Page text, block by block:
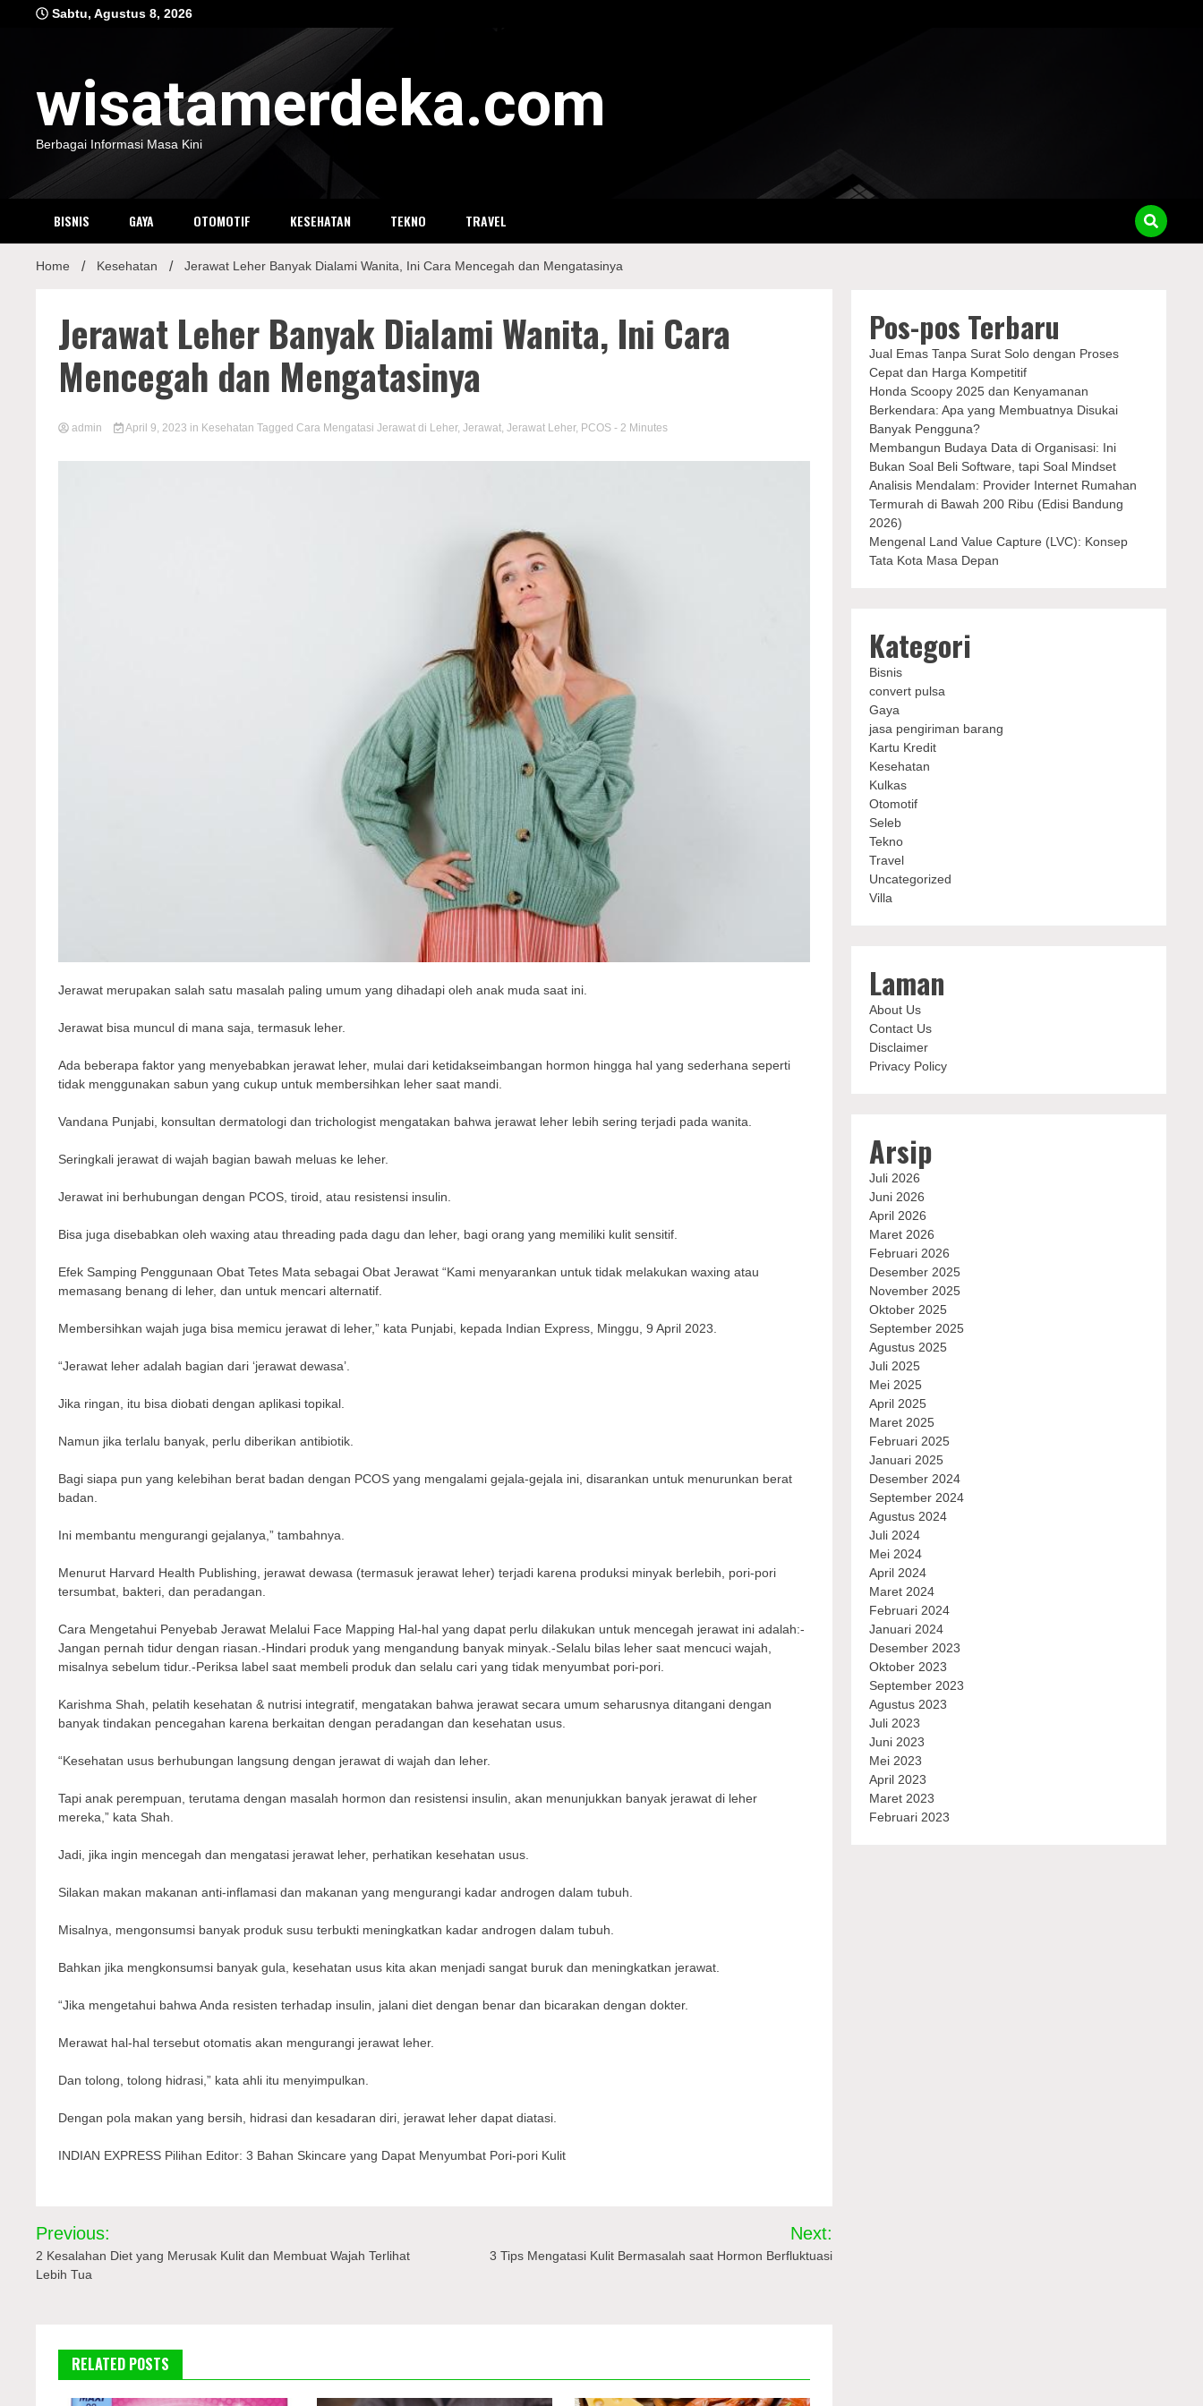
Sabtu, Agustus 8, 2026
wisatamerdeka.com
Berbagai Informasi Masa Kini
BISNIS GAYA OTOMOTIF KESEHATAN TEKNO TRAVEL
Home Kesehatan Jerawat Leher Banyak Dialami Wanita, Ini Cara Mencegah dan Mengatasinya
Jerawat Leher Banyak Dialami Wanita, Ini Cara
Mencegah dan Mengatasinya
admin April 9, 2023 in Kesehatan Tagged Cara Mengatasi Jerawat di Leher, Jerawat, Jerawat Leher, PCOS - 2 Minutes
Jerawat merupakan salah satu masalah paling umum yang dihadapi oleh anak muda saat ini.
Jerawat bisa muncul di mana saja, termasuk leher.
Ada beberapa faktor yang menyebabkan jerawat leher, mulai dari ketidakseimbangan hormon hingga hal yang sederhana seperti
tidak menggunakan sabun yang cukup untuk membersihkan leher saat mandi.
Vandana Punjabi, konsultan dermatologi dan trichologist mengatakan bahwa jerawat leher lebih sering terjadi pada wanita.
Seringkali jerawat di wajah bagian bawah meluas ke leher.
Jerawat ini berhubungan dengan PCOS, tiroid, atau resistensi insulin.
Bisa juga disebabkan oleh waxing atau threading pada dagu dan leher, bagi orang yang memiliki kulit sensitif.
Efek Samping Penggunaan Obat Tetes Mata sebagai Obat Jerawat “Kami menyarankan untuk tidak melakukan waxing atau
memasang benang di leher, dan untuk mencari alternatif.
Membersihkan wajah juga bisa memicu jerawat di leher,” kata Punjabi, kepada Indian Express, Minggu, 9 April 2023.
“Jerawat leher adalah bagian dari ‘jerawat dewasa’.
Jika ringan, itu bisa diobati dengan aplikasi topikal.
Namun jika terlalu banyak, perlu diberikan antibiotik.
Bagi siapa pun yang kelebihan berat badan dengan PCOS yang mengalami gejala-gejala ini, disarankan untuk menurunkan berat
badan.
Ini membantu mengurangi gejalanya,” tambahnya.
Menurut Harvard Health Publishing, jerawat dewasa (termasuk jerawat leher) terjadi karena produksi minyak berlebih, pori-pori
tersumbat, bakteri, dan peradangan.
Cara Mengetahui Penyebab Jerawat Melalui Face Mapping Hal-hal yang dapat perlu dilakukan untuk mencegah jerawat ini adalah:-
Jangan pernah tidur dengan riasan.-Hindari produk yang mengandung banyak minyak.-Selalu bilas leher saat mencuci wajah,
misalnya sebelum tidur.-Periksa label saat membeli produk dan selalu cari yang tidak menyumbat pori-pori.
Karishma Shah, pelatih kesehatan & nutrisi integratif, mengatakan bahwa jerawat secara umum seharusnya ditangani dengan
banyak tindakan pencegahan karena berkaitan dengan peradangan dan kesehatan usus.
“Kesehatan usus berhubungan langsung dengan jerawat di wajah dan leher.
Tapi anak perempuan, terutama dengan masalah hormon dan resistensi insulin, akan menunjukkan banyak jerawat di leher
mereka,” kata Shah.
Jadi, jika ingin mencegah dan mengatasi jerawat leher, perhatikan kesehatan usus.
Silakan makan makanan anti-inflamasi dan makanan yang mengurangi kadar androgen dalam tubuh.
Misalnya, mengonsumsi banyak produk susu terbukti meningkatkan kadar androgen dalam tubuh.
Bahkan jika mengkonsumsi banyak gula, kesehatan usus kita akan menjadi sangat buruk dan meningkatkan jerawat.
“Jika mengetahui bahwa Anda resisten terhadap insulin, jalani diet dengan benar dan bicarakan dengan dokter.
Merawat hal-hal tersebut otomatis akan mengurangi jerawat leher.
Dan tolong, tolong hidrasi,” kata ahli itu menyimpulkan.
Dengan pola makan yang bersih, hidrasi dan kesadaran diri, jerawat leher dapat diatasi.
INDIAN EXPRESS Pilihan Editor: 3 Bahan Skincare yang Dapat Menyumbat Pori-pori Kulit
Navigasi
pos
Previous:
2 Kesalahan Diet yang Merusak Kulit dan Membuat Wajah Terlihat
Lebih Tua
Next:
3 Tips Mengatasi Kulit Bermasalah saat Hormon Berfluktuasi
RELATED POSTS
Pos-pos Terbaru
Jual Emas Tanpa Surat Solo dengan Proses
Cepat dan Harga Kompetitif
Honda Scoopy 2025 dan Kenyamanan
Berkendara: Apa yang Membuatnya Disukai
Banyak Pengguna?
Membangun Budaya Data di Organisasi: Ini
Bukan Soal Beli Software, tapi Soal Mindset
Analisis Mendalam: Provider Internet Rumahan
Termurah di Bawah 200 Ribu (Edisi Bandung
2026)
Mengenal Land Value Capture (LVC): Konsep
Tata Kota Masa Depan
Kategori
Bisnis
convert pulsa
Gaya
jasa pengiriman barang
Kartu Kredit
Kesehatan
Kulkas
Otomotif
Seleb
Tekno
Travel
Uncategorized
Villa
Laman
About Us
Contact Us
Disclaimer
Privacy Policy
Arsip
Juli 2026
Juni 2026
April 2026
Maret 2026
Februari 2026
Desember 2025
November 2025
Oktober 2025
September 2025
Agustus 2025
Juli 2025
Mei 2025
April 2025
Maret 2025
Februari 2025
Januari 2025
Desember 2024
September 2024
Agustus 2024
Juli 2024
Mei 2024
April 2024
Maret 2024
Februari 2024
Januari 2024
Desember 2023
Oktober 2023
September 2023
Agustus 2023
Juli 2023
Juni 2023
Mei 2023
April 2023
Maret 2023
Februari 2023